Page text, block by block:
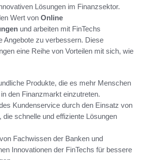
Lösungen im Finanzsektor.
Wert von Online
und arbeiten mit FinTechs
Angebote zu verbessern. Diese
eine Reihe von Vorteilen mit sich, wie
Produkte, die es mehr Menschen
den Finanzmarkt einzutreten.
Kundenservice durch den Einsatz von
die schnelle und effiziente Lösungen
Fachwissen der Banken und
Innovationen der FinTechs für bessere